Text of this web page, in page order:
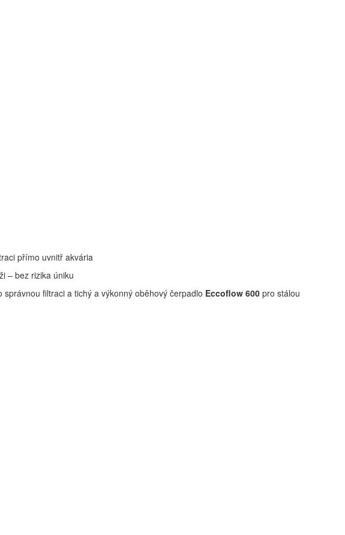
přímo uvnitř akvária
– bez rizika úniku
filtraci a tichý a výkonný oběhový čerpadlo Eccoflow 600 pro stálou